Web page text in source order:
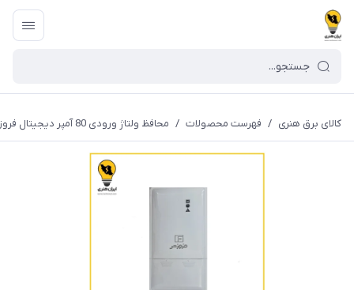
کالای برق هنری / فهرست محصولات / محافظ ولتاژ ورودی 80 آمپر دیجیتال فروزش مدل DG80